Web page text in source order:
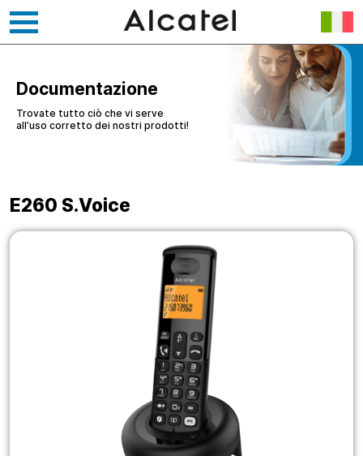
contenuto
Documentazione
Trovate tutto ciò che vi serve
all’uso corretto dei nostri prodotti!
E260 S.Voice